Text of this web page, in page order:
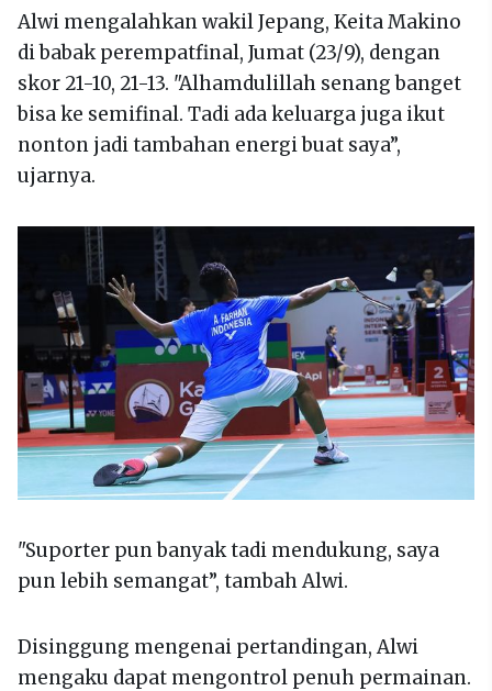
Alwi mengalahkan wakil Jepang, Keita Makino
di babak perempatfinal, Jumat (23/9), dengan
skor 21-10, 21-13. "Alhamdulillah senang banget
bisa ke semifinal. Tadi ada keluarga juga ikut
nonton jadi tambahan energi buat saya”,
ujarnya.
"Suporter pun banyak tadi mendukung, saya
pun lebih semangat”, tambah Alwi.
Disinggung mengenai pertandingan, Alwi
mengaku dapat mengontrol penuh permainan.